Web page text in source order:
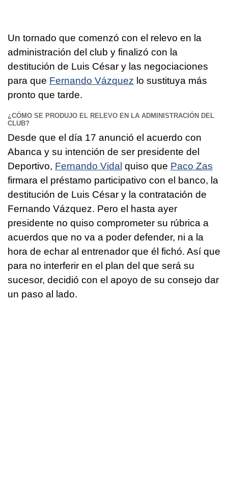
Un tornado que comenzó con el relevo en la
administración del club y finalizó con la
destitución de Luis César y las negociaciones
para que Fernando Vázquez lo sustituya más
pronto que tarde.
¿CÓMO SE PRODUJO EL RELEVO EN LA ADMINISTRACIÓN DEL
CLUB?
Desde que el día 17 anunció el acuerdo con
Abanca y su intención de ser presidente del
Deportivo, Fernando Vidal quiso que Paco Zas
firmara el préstamo participativo con el banco, la
destitución de Luis César y la contratación de
Fernando Vázquez. Pero el hasta ayer
presidente no quiso comprometer su rúbrica a
acuerdos que no va a poder defender, ni a la
hora de echar al entrenador que él fichó. Así que
para no interferir en el plan del que será su
sucesor, decidió con el apoyo de su consejo dar
un paso al lado.